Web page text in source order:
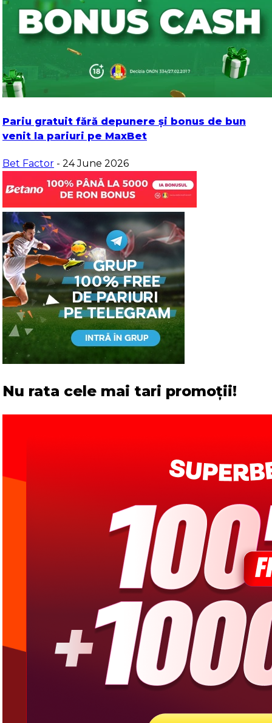
Pariu gratuit fără depunere și bonus de bun
venit la pariuri pe MaxBet
Bet Factor - 24 June 2026
Nu rata cele mai tari promoții!